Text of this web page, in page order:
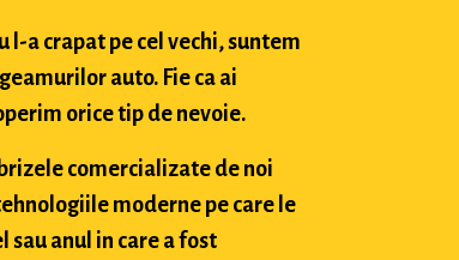
a crapat pe cel vechi, suntem
auto. Fie ca ai
orice tip de nevoie.
comercializate de noi
moderne pe care le
anul in care a fost